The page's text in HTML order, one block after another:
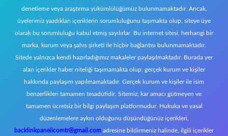
denetleme veya araştırma yükümlülüğümüz bulunmamaktadır. Ancak,
üyelerimiz yazdıkları içeriklerin sorumluluğunu taşımakta olup, siteye üye
olarak bu sorumluluğu kabul etmiş sayılırlar. Bu internet sitesi, herhangi bir
marka, kurum veya şahıs şirketi ile hiçbir bağlantısı bulunmamaktadır.
Sitede yalnızca kendi hazırladığımız makaleler paylaşılmaktadır. Burada yer
alan içerikler haber niteliği taşımamakta olup, gerçek kurum ve kişiler
hakkında paylaşım yapılmamaktadır. Gerçek kurum ve kişiler ile isim
benzerlikleri tamamen tesadüfidir. Sitemiz, kar amacı gütmeyen ve
tamamen ücretsiz bir bilgi paylaşım platformudur. Hukuka ve yasal
düzenlemelere aykırı olduğunu düşündüğünüz içerikleri,
backlinkpanelicomtr@gmail.com adresine bildirmeniz halinde, ilgili içerikler